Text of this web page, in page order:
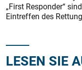
„First Res­ponder“
Eintreffen des
LESEN SIE